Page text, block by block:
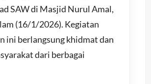
SAW di Masjid Nurul Amal,
(16/1/2026). Kegiatan
ini berlangsung khidmat dan
dari berbagai